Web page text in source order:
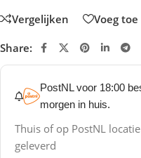
Vergelijken Voeg
Share:
PostNL voor 18:00
morgen in huis.
Thuis of op PostNL locatie
geleverd